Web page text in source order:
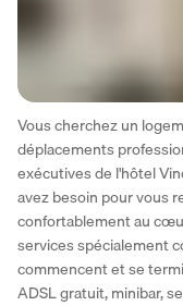
Vous cherchez un
déplacements
exécutives de l'hôtel
avez besoin pour vous
confortablement au
services spécialement
commencent et se
ADSL gratuit, minibar,